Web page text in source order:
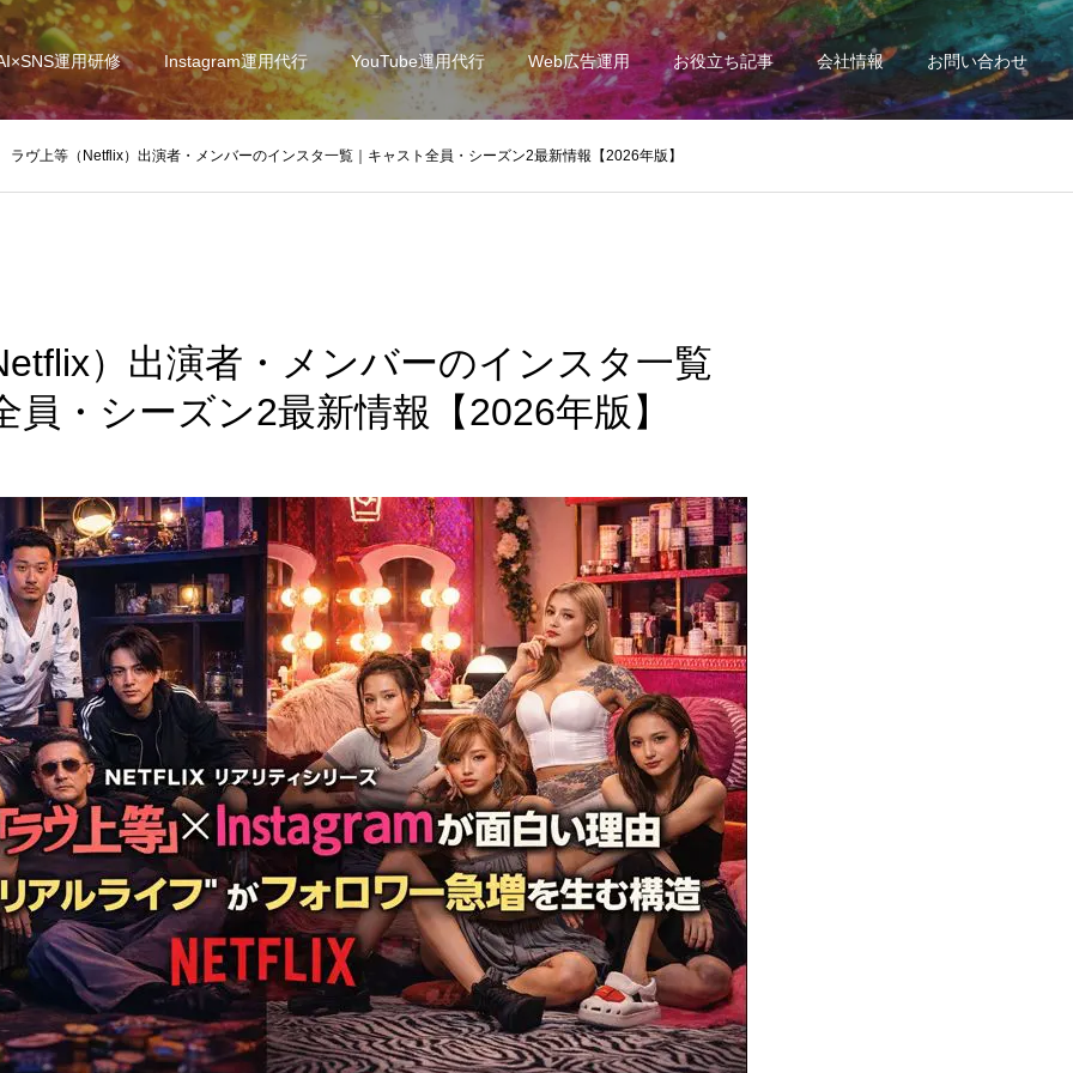
運用研修 Instagram運用代行 YouTube運用代行 Web広告運用 お役立ち記事 会社情報 お問い合わせ
ラヴ上等（Netflix）出演者・メンバーのインスタ一覧｜キャスト全員・シーズン2最新情報【2026年版】
）出演者・メンバーのインスタ一覧
員・シーズン2最新情報【2026年版】